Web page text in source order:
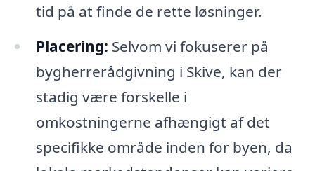
tid på at finde de rette løsninger.
Placering: Selvom vi fokuserer på
bygherrerådgivning i Skive, kan der
stadig være forskelle i
omkostningerne afhængigt af det
specifikke område inden for byen, da